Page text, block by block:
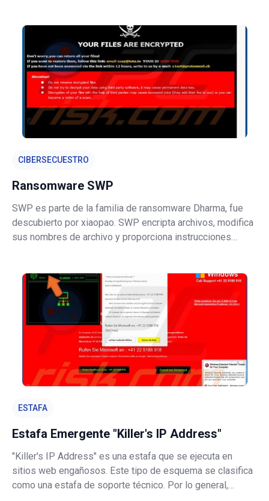
capacidades de seguimiento de datos, que se emp
CIBERSECUESTRO
Ransomware SWP
SWP es parte de la familia de ransomware Dharma, fue
descubierto por xiaopao. SWP encripta archivos, modifica
sus nombres de archivo y proporciona instrucciones
"FILES ENCRYPTED.txt")
ESTAFA
Estafa Emergente "Killer's IP Address"
"Killer's IP Address" es una estafa que se ejecuta en
sitios web engañosos. Este tipo de esquema se clasifica
como una estafa de soporte técnico. Por lo general,